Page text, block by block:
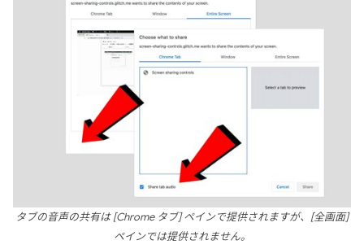
タブの音声の共有は [Chrome タブ] ペインで提供されますが、[全画面]
ペインでは提供されません。